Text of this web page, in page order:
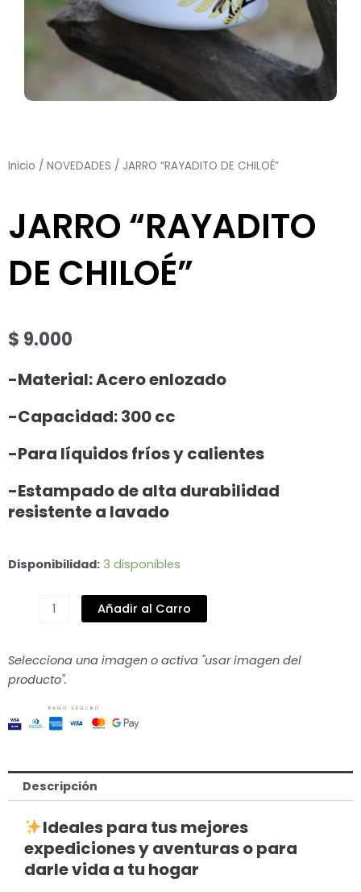
Inicio / NOVEDADES / JARRO “RAYADITO DE CHILOÉ”
JARRO “RAYADITO
DE CHILOÉ”
$ 9.000
-Material: Acero enlozado
-Capacidad: 300 cc
-Para líquidos fríos y calientes
-Estampado de alta durabilidad
resistente a lavado
Disponibilidad: 3 disponibles
JARRO
Añadir al Carro
Selecciona una imagen o activa "usar imagen del
producto".
Descripción
Ideales para tus mejores
expediciones y aventuras o para
darle vida a tu hogar